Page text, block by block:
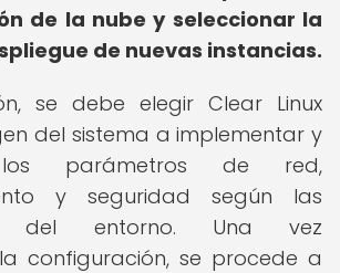
de la nube y seleccionar la
de nuevas instancias.
se debe elegir Clear Linux
del sistema a implementar y
los parámetros de red,
y seguridad según las
del entorno. Una vez
configuración, se procede a